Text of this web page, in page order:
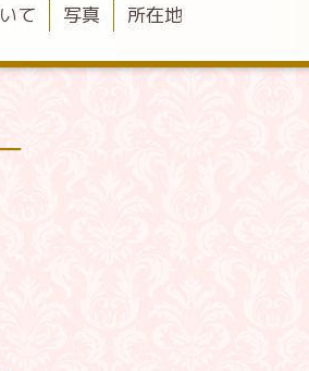
て
写真 所在地